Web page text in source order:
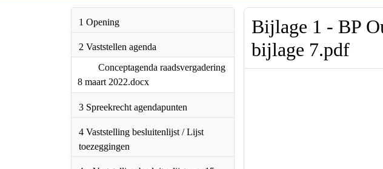
1 Opening
2 Vaststellen agenda
Conceptagenda
raadsvergadering 8 maart
2022.docx
3 Spreekrecht agendapunten
4 Vaststelling besluitenlijst / Lijst
toezeggingen
Bijlage 1 - BP
Toelichting